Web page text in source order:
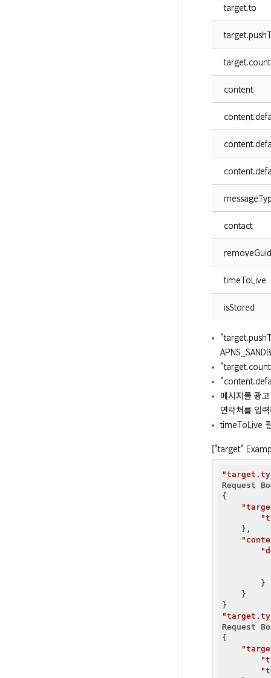
target.to
content
contact
timeToLive
isStored
메시지를 광
연락처를 입
timeToLive
["target"
Request
{
    },
        }
    }
Request
{